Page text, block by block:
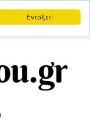
Εντάξει!